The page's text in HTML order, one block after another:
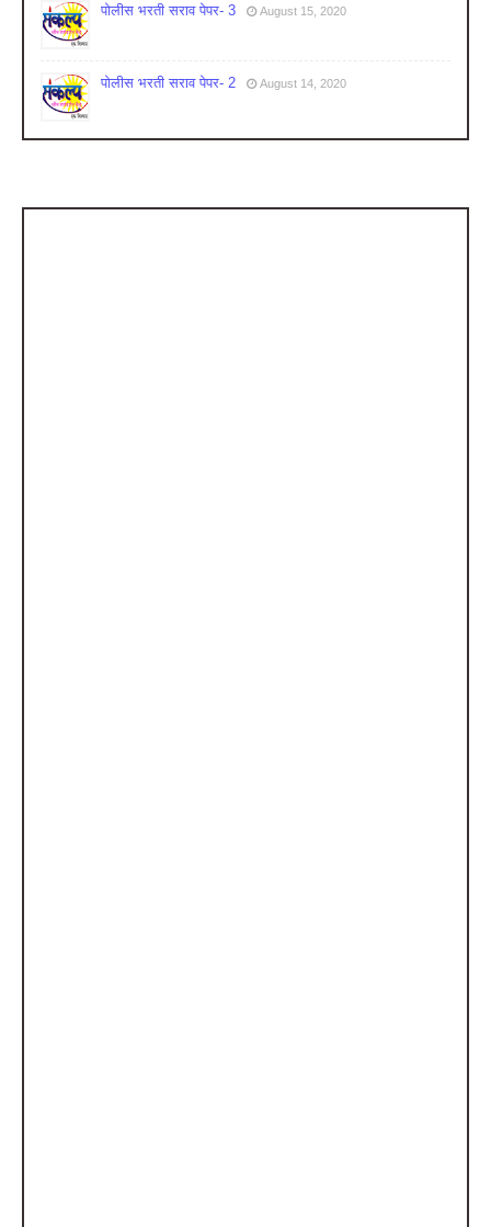
पोलीस भरती सराव पेपर- 3 August 15, 2020
पोलीस भरती सराव पेपर- 2 August 14, 2020